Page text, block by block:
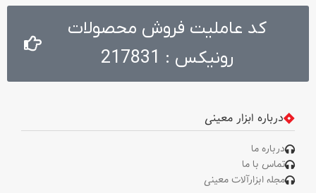
میلی‌متر . سرعت در حالت آزاد : صفر تا
3100 دور در دقیقه . ولتاژ : 220-240
ولت . وزن : 1.1 کیلوگرم
متعلقات : دسته جانبی طراحی شده
توسط رونیکس، گارد، آچار صفحه،
آچار آلن
کد عاملیت فروش محصولات
رونیکس : 217831
درباره ابزار معینی
درباره ما
تماس با ما
مجله ابزارآلات معینی